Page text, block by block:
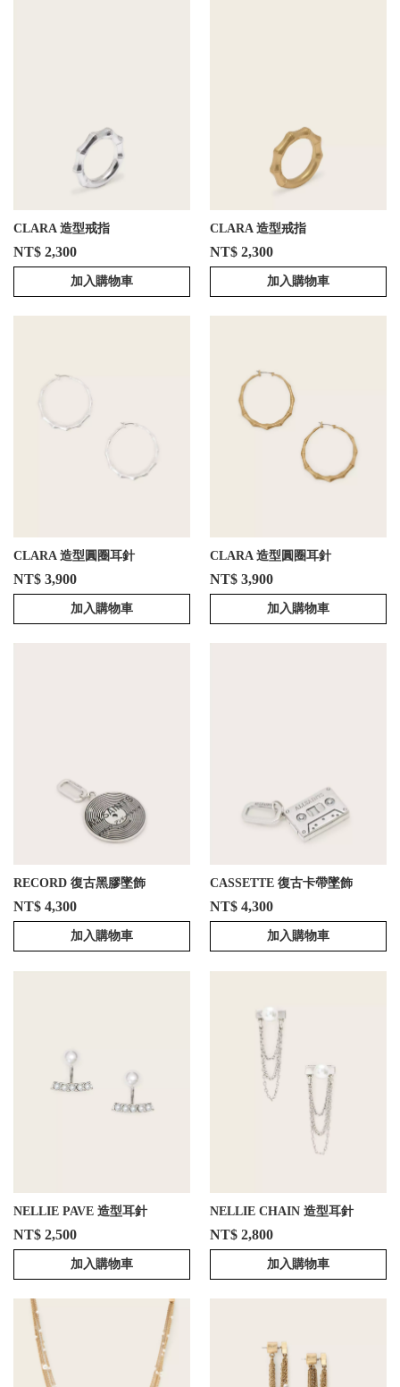
CLARA 造型戒指
NT$ 2,300
加入購物車
CLARA 造型戒指
NT$ 2,300
加入購物車
CLARA 造型圓圈耳針
NT$ 3,900
加入購物車
CLARA 造型圓圈耳針
NT$ 3,900
加入購物車
RECORD 復古黑膠墜飾
NT$ 4,300
加入購物車
CASSETTE 復古卡帶墜飾
NT$ 4,300
加入購物車
NELLIE PAVE 造型耳針
NT$ 2,500
加入購物車
NELLIE CHAIN 造型耳針
NT$ 2,800
加入購物車